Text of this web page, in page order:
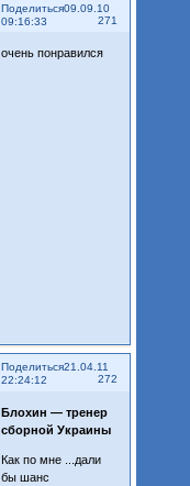
Поделиться
271
09.09.10
09:16:33
очень понравился
Поделиться
272
21.04.11
22:24:12
Блохин — тренер
сборной Украины
Как по мне ...дали
бы шанс